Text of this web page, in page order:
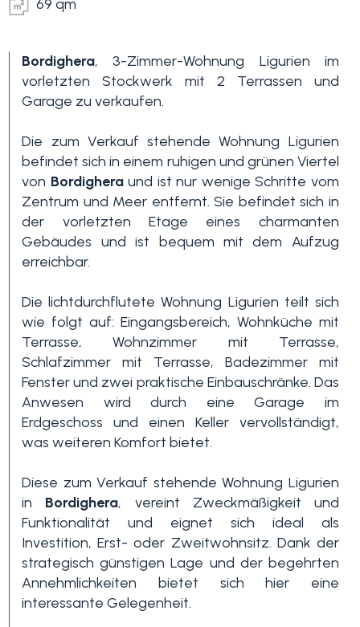
69 qm
Bordighera, 3-Zimmer-Wohnung Ligurien im
vorletzten Stockwerk mit 2 Terrassen und
Garage zu verkaufen.
Die zum Verkauf stehende Wohnung Ligurien
befindet sich in einem ruhigen und grünen Viertel
von Bordigheraund ist nur wenige Schritte vom
Zentrum und Meer entfernt. Sie befindet sich in
der vorletzten Etage eines charmanten
Gebäudes und ist bequem mit dem Aufzug
erreichbar.
Die lichtdurchflutete Wohnung Ligurien teilt sich
wie folgt auf: Eingangsbereich, Wohnküche mit
Terrasse, Wohnzimmer mit Terrasse,
Schlafzimmer mit Terrasse, Badezimmer mit
Fenster und zwei praktische Einbauschränke. Das
Anwesen wird durch eine Garage im
Erdgeschoss und einen Keller vervollständigt,
was weiteren Komfort bietet.
Diese zum Verkauf stehende Wohnung Ligurien
in Bordighera, vereint Zweckmäßigkeit und
Funktionalität und eignet sich ideal als
Investition, Erst- oder Zweitwohnsitz. Dank der
strategisch günstigen Lage und der begehrten
Annehmlichkeiten bietet sich hier eine
interessante Gelegenheit.
Schlafzimmer
min.
Alle
2
3+
Optionen
-
Mehrfachauswahl
Garten